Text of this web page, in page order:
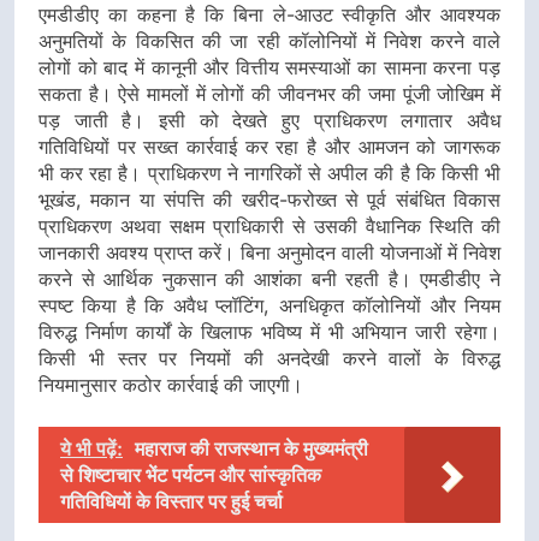
एमडीडीए का कहना है कि बिना ले-आउट स्वीकृति और आवश्यक
अनुमतियों के विकसित की जा रही कॉलोनियों में निवेश करने वाले
लोगों को बाद में कानूनी और वित्तीय समस्याओं का सामना करना पड़
सकता है। ऐसे मामलों में लोगों की जीवनभर की जमा पूंजी जोखिम में
पड़ जाती है। इसी को देखते हुए प्राधिकरण लगातार अवैध
गतिविधियों पर सख्त कार्रवाई कर रहा है और आमजन को जागरूक
भी कर रहा है। प्राधिकरण ने नागरिकों से अपील की है कि किसी भी
भूखंड, मकान या संपत्ति की खरीद-फरोख्त से पूर्व संबंधित विकास
प्राधिकरण अथवा सक्षम प्राधिकारी से उसकी वैधानिक स्थिति की
जानकारी अवश्य प्राप्त करें। बिना अनुमोदन वाली योजनाओं में निवेश
करने से आर्थिक नुकसान की आशंका बनी रहती है। एमडीडीए ने
स्पष्ट किया है कि अवैध प्लॉटिंग, अनधिकृत कॉलोनियों और नियम
विरुद्ध निर्माण कार्यों के खिलाफ भविष्य में भी अभियान जारी रहेगा।
किसी भी स्तर पर नियमों की अनदेखी करने वालों के विरुद्ध
नियमानुसार कठोर कार्रवाई की जाएगी।
ये भी पढ़ें: महाराज की राजस्थान के मुख्यमंत्री
से शिष्टाचार भेंट पर्यटन और सांस्कृतिक
गतिविधियों के विस्तार पर हुई चर्चा